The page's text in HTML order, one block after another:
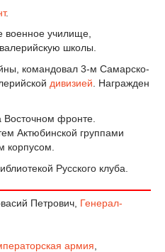
.
военное училище,
школы.
командовал 3-м Самарско-
дивизией . Награжден
Восточном фронте.
Актюбинской группами
корпусом.
Русского клуба.
Петрович, Генерал-
армия